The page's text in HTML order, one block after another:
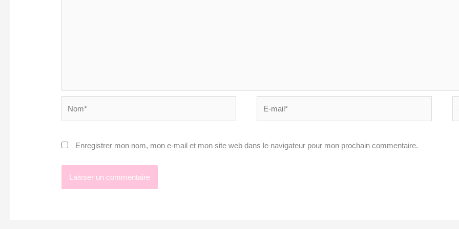
mail*
Enregistrer mon nom, mon e-mail et mon site web dans le navigateur pour mon prochain commentaire.